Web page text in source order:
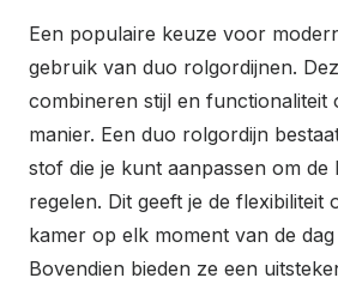
Een populaire keuze voor
gebruik van duo rolgordijnen.
combineren stijl en functionaliteit
manier. Een duo rolgordijn
stof die je kunt aanpassen om de
regelen. Dit geeft je de flexibiliteit
kamer op elk moment van de
Bovendien bieden ze een